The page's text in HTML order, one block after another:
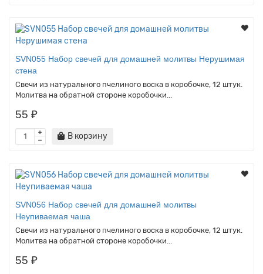
SVN055 Набор свечей для домашней молитвы Нерушимая
стена
Свечи из натурального пчелиного воска в коробочке, 12 штук.
Молитва на обратной стороне коробочки...
55 ₽
В корзину
SVN056 Набор свечей для домашней молитвы
Неупиваемая чаша
Свечи из натурального пчелиного воска в коробочке, 12 штук.
Молитва на обратной стороне коробочки...
55 ₽